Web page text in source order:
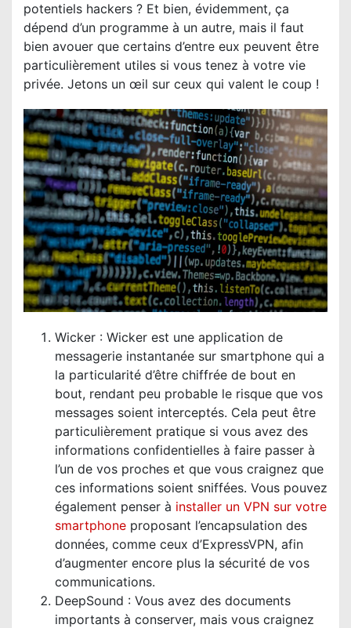
potentiels hackers ? Et bien, évidemment, ça
dépend d’un programme à un autre, mais il faut
bien avouer que certains d’entre eux peuvent être
particulièrement utiles si vous tenez à votre vie
privée. Jetons un œil sur ceux qui valent le coup !
Wicker : Wicker est une application de
messagerie instantanée sur smartphone qui a
la particularité d’être chiffrée de bout en
bout, rendant peu probable le risque que vos
messages soient interceptés. Cela peut être
particulièrement pratique si vous avez des
informations confidentielles à faire passer à
l’un de vos proches et que vous craignez que
ces informations soient sniffées. Vous pouvez
également penser à installer un VPN sur votre
smartphone proposant l’encapsulation des
données, comme ceux d’ExpressVPN, afin
d’augmenter encore plus la sécurité de vos
communications.
DeepSound : Vous avez des documents
importants à conserver, mais vous craignez